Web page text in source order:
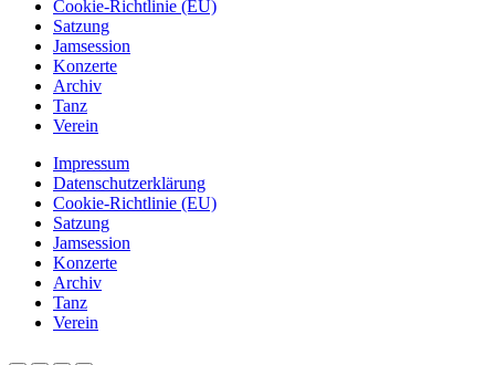
Cookie-Richtlinie (EU)
Satzung
Jamsession
Konzerte
Archiv
Tanz
Verein
Impressum
Datenschutzerklärung
Cookie-Richtlinie (EU)
Satzung
Jamsession
Konzerte
Archiv
Tanz
Verein